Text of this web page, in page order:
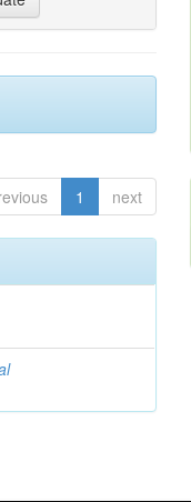
1 next